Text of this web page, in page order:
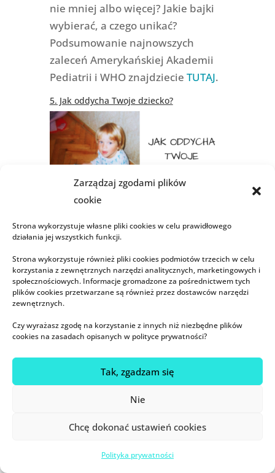
Zarządzaj zgodami plików
cookie
Strona wykorzystuje własne pliki cookies w celu prawidłowego
działania jej wszystkich funkcji.
Strona wykorzystuje również pliki cookies podmiotów trzecich w celu
korzystania z zewnętrznych narzędzi analitycznych, marketingowych i
społecznościowych. Informacje gromadzone za pośrednictwem tych
plików cookies przetwarzane są również przez dostawców narzędzi
zewnętrznych.
Czy wyrażasz zgodę na korzystanie z innych niż niezbędne plików
cookies na zasadach opisanych w polityce prywatności?
Tak, zgadzam się
Nie
Chcę dokonać ustawień cookies
Polityka prywatności
nie mniej albo więcej? Jakie bajki
wybierać, a czego unikać?
Podsumowanie najnowszych
zaleceń Amerykańskiej Akademii
Pediatrii i WHO znajdziecie TUTAJ.
5. Jak oddycha Twoje dziecko?
Artykuł, po którym Czytelnicy
szturmem ruszyli do laryngologów i
logopedów – serio! I bardzo
dobrze, bo temat jest pomijany, a
prawidłowe oddychanie jest
zdrowia dziecka. O tym, co jest nie
główniej), przeczytacie
TUTAJ